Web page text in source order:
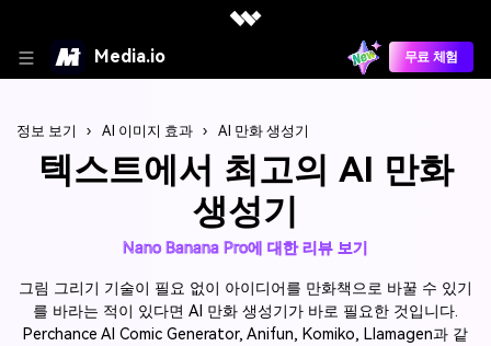
Media.io 무료 체험
정보 보기 › AI 이미지 효과 › AI 만화 생성기
텍스트에서 최고의 AI 만화
생성기
Nano Banana Pro에 대한 리뷰 보기
그림 그리기 기술이 필요 없이 아이디어를 만화책으로 바꿀 수 있기
를 바라는 적이 있다면 AI 만화 생성기가 바로 필요한 것입니다.
Perchance AI Comic Generator, Anifun, Komiko, Llamagen과 같